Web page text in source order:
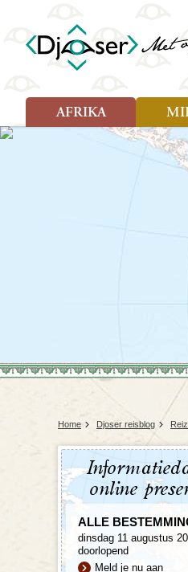
AFRIKA
Soort
Natuur
Home Djoser reisblog
online
ALLE
dinsdag 11 augustus
doorlopend
Meld je nu aan